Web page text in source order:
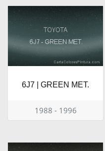
6J7 | GREEN MET.
1988 - 1996